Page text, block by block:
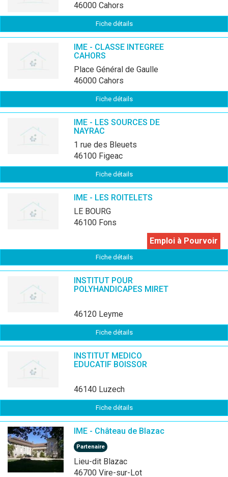
46000 Cahors
Fiche détails
IME - CLASSE INTEGREE
CAHORS
place Général de Gaulle
46000 Cahors
Fiche détails
IME - LES SOURCES DE
NAYRAC
1 rue des Bleuets
46100 Figeac
Fiche détails
IME - LES ROITELETS
LE BOURG
46100 Fons
Emploi à Pourvoir
Fiche détails
INSTITUT POUR
POLYHANDICAPES MIRET
46120 Leyme
Fiche détails
INSTITUT MEDICO
EDUCATIF BOISSOR
46140 Luzech
Fiche détails
IME - Château de Blazac
Partenaire
Lieu-dit Blazac
46700 Vire-sur-Lot